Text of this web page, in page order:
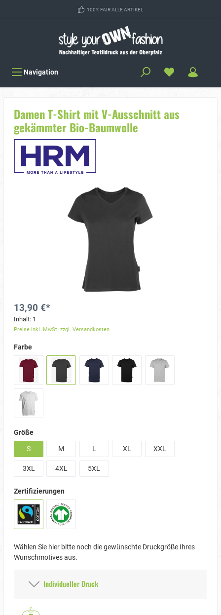
100% FAIR ALLE ARTIKEL
Navigation
Damen T-Shirt mit V-Ausschnitt aus
gekämmter Bio-Baumwolle
13,90 €*
Inhalt: 1
Preise inkl. MwSt. zzgl. Versandkosten
Farbe
Größe
S
M L XL XXL
3XL 4XL 5XL
Zertifizierungen
Wählen Sie hier bitte noch die gewünschte Druckgröße Ihres
Wunschmotives aus.
Individueller Druck